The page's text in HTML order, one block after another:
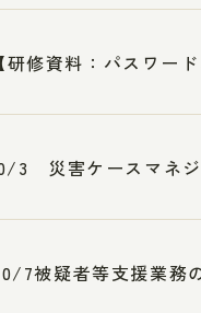
【研修資料：パスワー
3 災害ケースマネジ
7被疑者等支援業務